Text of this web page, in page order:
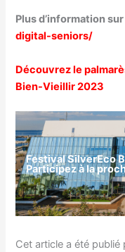
Plus d’information
digital-seniors/
Découvrez le
Bien-Vieillir 2023
Festival SilverEco
Participez à la
Cet article a été publié